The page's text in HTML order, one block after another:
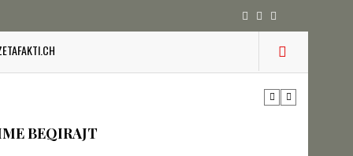
NËPËRMJET INXHINIERISË SË
BEQIRAJT